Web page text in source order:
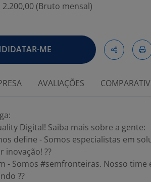
2.200,00 (Bruto mensal)
ME
AVALIAÇÕES
Digital! Saiba mais sobre a gente:
define - Somos especialistas em
inovação! ??
- Somos #semfronteiras. Nosso time
??